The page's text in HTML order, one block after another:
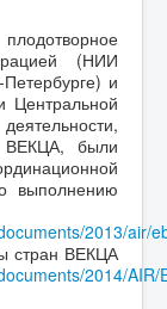
(НИИ
и
Центральной
ВЕКЦА, были
выполнению
2013/air/
стран ВЕКЦА
2014/